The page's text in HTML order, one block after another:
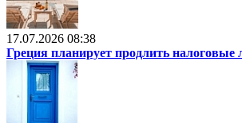
17.07.2026 08:38
Греция планирует продлить